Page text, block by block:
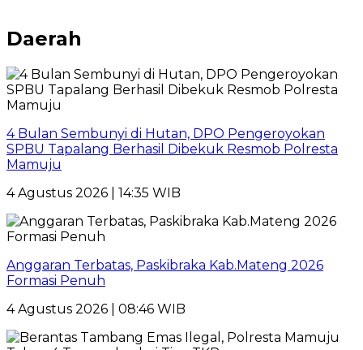
Daerah
4 Bulan Sembunyi di Hutan, DPO Pengeroyokan
SPBU Tapalang Berhasil Dibekuk Resmob Polresta
Mamuju
4 Agustus 2026 | 14:35 WIB
Anggaran Terbatas, Paskibraka Kab.Mateng 2026
Formasi Penuh
4 Agustus 2026 | 08:46 WIB